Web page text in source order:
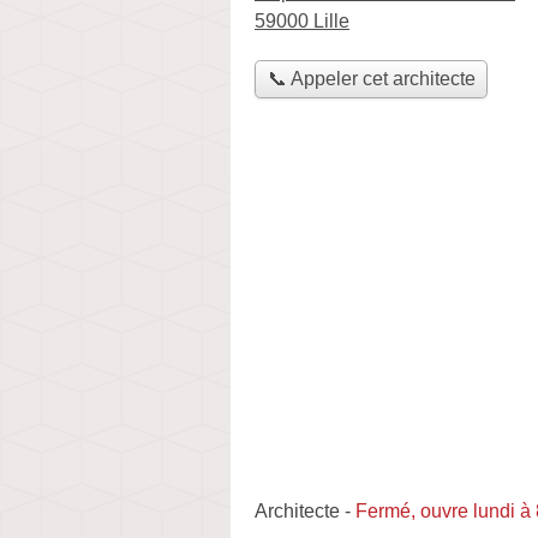
59000 Lille
📞 Appeler cet architecte
Architecte - Fermé, ouvre lundi à